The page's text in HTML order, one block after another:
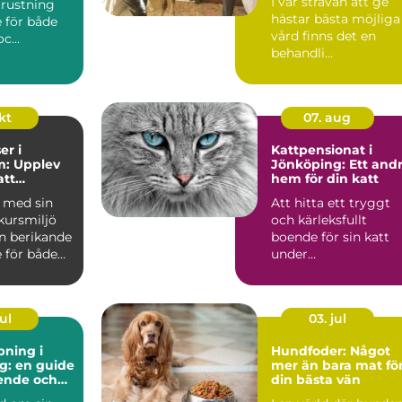
för både
hästar bästa möjliga
vård finns det en
behandli...
i
Upplev
sin
berikande
för både
07. aug
Kattpensionat i
Jönköping: Ett
hem för din katt
Att hitta ett tryggt
och kärleksfullt
boende för sin katt
under
kan vara ...
i
en guide
och
03. jul
Hundfoder: Något
mer än bara mat
din bästa vän